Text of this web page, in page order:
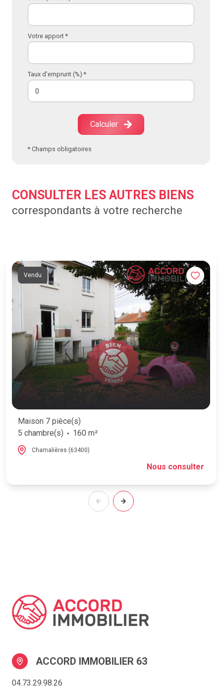
Votre apport *
Taux d'emprunt (%) *
Calculer
* Champs obligatoires
CONSULTER LES AUTRES BIENS
correspondants à votre recherche
Vendu
Maison 7 pièce(s)
5 chambre(s)
160 m²
Chamalières (63400)
Nous consulter
ACCORD IMMOBILIER 63
04.73.29.98.26